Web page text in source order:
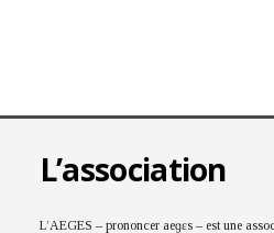
L’association
L’AEGES – prononcer aeɡɛs – est une